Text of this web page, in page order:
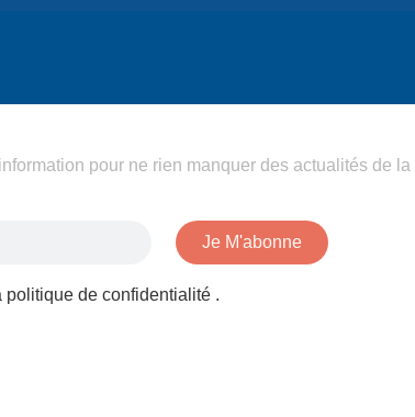
pour ne rien manquer des actualités de la
politique de confidentialité .
Je M'abonne